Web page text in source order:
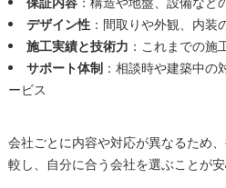
保証内容：構造や地盤、設備など
デザイン性：間取りや外観、内装
施工実績と技術力 ：これまでの
サポート体制：相談時や建築中の
ービス
会社ごとに内容や対応が異なるため
較し、自分に合う会社を選ぶことが安